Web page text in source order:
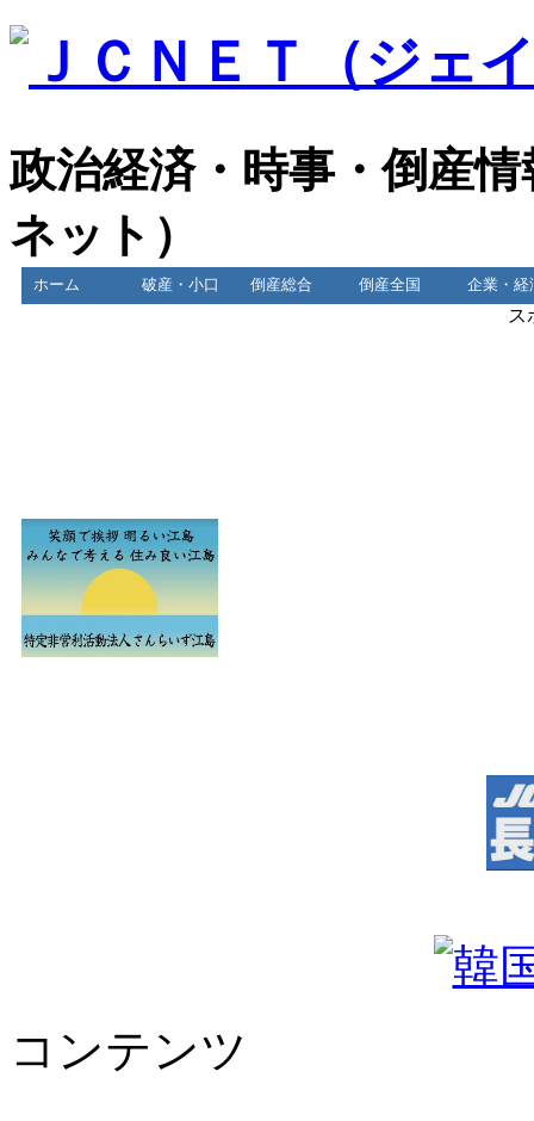
政治経済・時事・倒産
ネット）
ホーム 破産・小口 倒産総合 倒産全国 企業・経
ス
コンテンツ